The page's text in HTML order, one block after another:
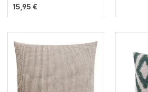
15,95 €